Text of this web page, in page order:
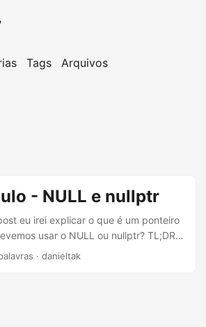
Tags Arquivos
- NULL e nullptr
eu irei explicar o que é um ponteiro
usar o NULL ou nullptr? TL;DR;
nullptr no C++11 ou posterior, mesmo
· danieltak